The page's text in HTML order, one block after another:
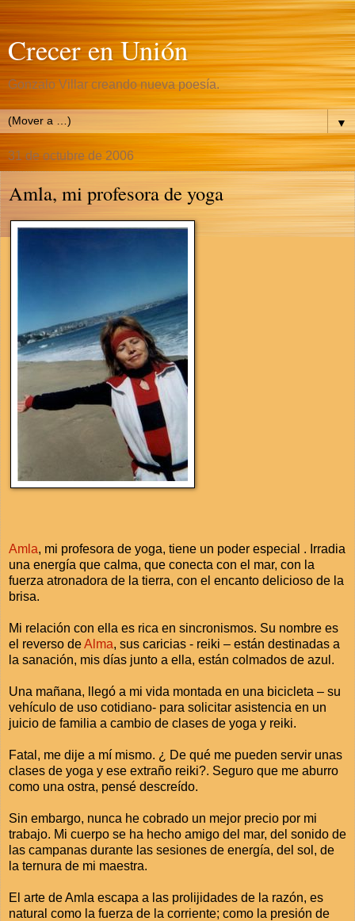
Crecer en Unión
Gonzalo Villar creando nueva poesía.
▼
31 de octubre de 2006
Amla, mi profesora de yoga
Amla, mi profesora de yoga, tiene un poder especial . Irradia
una energía que calma, que conecta con el mar, con la
fuerza atronadora de la tierra, con el encanto delicioso de la
brisa.
Mi relación con ella es rica en sincronismos. Su nombre es
el reverso deAlma, sus caricias - reiki – están destinadas a
la sanación, mis días junto a ella, están colmados de azul.
Una mañana, llegó a mi vida montada en una bicicleta – su
vehículo de uso cotidiano- para solicitar asistencia en un
juicio de familia a cambio de clases de yoga y reiki.
Fatal, me dije a mí mismo. ¿ De qué me pueden servir unas
clases de yoga y ese extraño reiki?. Seguro que me aburro
como una ostra, pensé descreído.
Sin embargo, nunca he cobrado un mejor precio por mi
trabajo. Mi cuerpo se ha hecho amigo del mar, del sonido de
las campanas durante las sesiones de energía, del sol, de
la ternura de mi maestra.
El arte de Amla escapa a las prolijidades de la razón, es
natural como la fuerza de la corriente; como la presión de